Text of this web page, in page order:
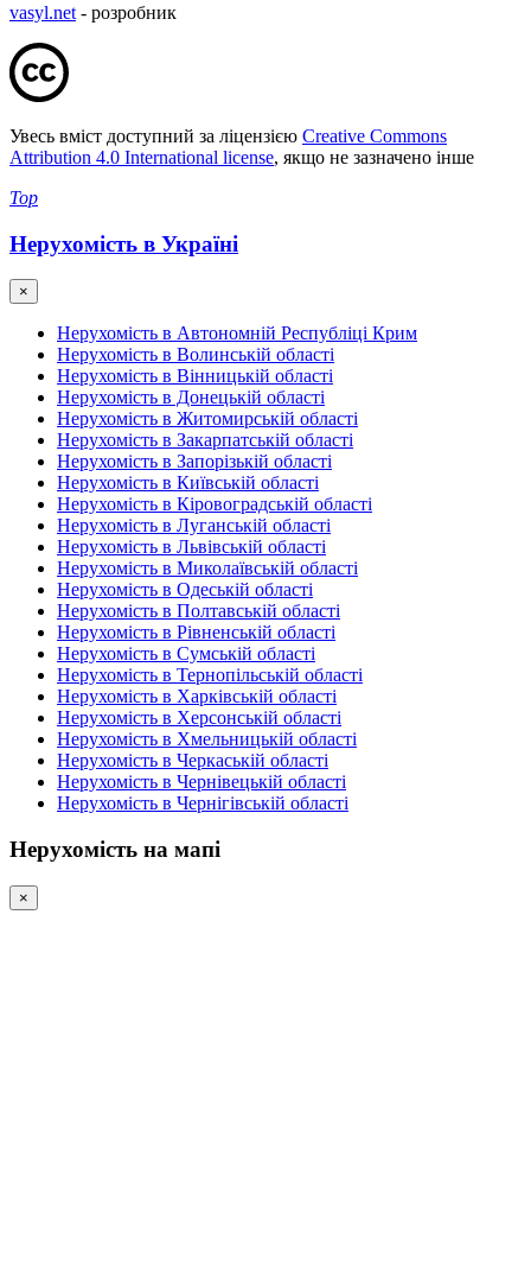
vasyl.net - розробник
Увесь вміст доступний за ліцензією Creative Commons
Attribution 4.0 International license, якщо не зазначено інше
Top
Нерухомість в Україні
×
Нерухомість в Автономній Республіці Крим
Нерухомість в Волинській області
Нерухомість в Вінницькій області
Нерухомість в Донецькій області
Нерухомість в Житомирській області
Нерухомість в Закарпатській області
Нерухомість в Запорізькій області
Нерухомість в Київській області
Нерухомість в Кіровоградській області
Нерухомість в Луганській області
Нерухомість в Львівській області
Нерухомість в Миколаївській області
Нерухомість в Одеській області
Нерухомість в Полтавській області
Нерухомість в Рівненській області
Нерухомість в Сумській області
Нерухомість в Тернопільській області
Нерухомість в Харківській області
Нерухомість в Херсонській області
Нерухомість в Хмельницькій області
Нерухомість в Черкаській області
Нерухомість в Чернівецькій області
Нерухомість в Чернігівській області
Нерухомість на мапі
×